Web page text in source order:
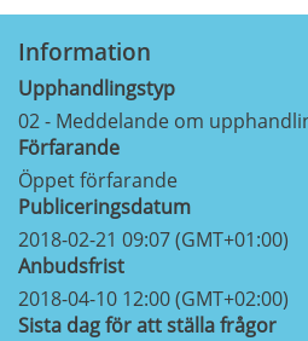
Information
Upphandlingstyp
02 - Meddelande om
Förfarande
Öppet förfarande
Publiceringsdatum
2018-02-21 09:07 (GMT+01:00)
Anbudsfrist
2018-04-10 12:00 (GMT+02:00)
Sista dag för att ställa frågor